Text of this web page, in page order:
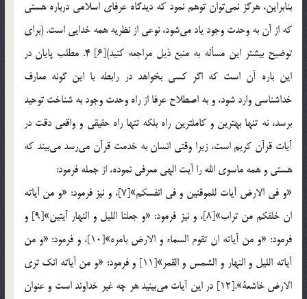
بنابراين، هرگز نمي‌توان توهم نمود كه ديدگاه عرفاي اسلامي درباره هستي
كه از آن به وحدت وجود ياد مي‌شود، نوعي از نظريه همه خدايي است. (براي
توضيح بيشتر اين مسأله به منبع ذيل مراجعه كنيد)[6] 4. مطلب پايان در
اين باره آن است كه اگر كسي بخواهد در رابطه با اين گونه معارف
خداشناسي وارد شود، و به اصطلاح عرفا از راه وحدت وجود به شناخت توحيد
برسد، نه تنها بهترين و كاملترين راه بلكه تنها راه حقيقي و واقعي دقت در
آيات قرآن كريم است، زيرا وقتي انسان به خدمت قرآن مي‌رسد مي‌بيند كه
هستي و همه ماسوي الله را آيت الهي معرفي نموده، از جمله فرمود:
«و في الارض آيات للموقنين و في انفسكم»[7]، و نيز فرمود: «و من آياته
ان خلقكم من تراب»[8]، و نيز فرمود: «و جعلنا الليل و النهار آيتين»[9] و
فرمود: «و من آياته ان تقوم السماء و الارض بامره»[10]، و فرمود: «و من
آياته الليل و النهار و الشمس و القمر»[11] و فرمود: «و من آياته انك تري
الارض خاشعة».[12] در اين آيات مي‌بينيد هر چه غير خداوند است و عنوان